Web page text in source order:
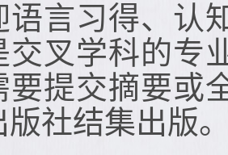
语言习得、认
交叉学科的专
要提交摘要或
版社结集出版